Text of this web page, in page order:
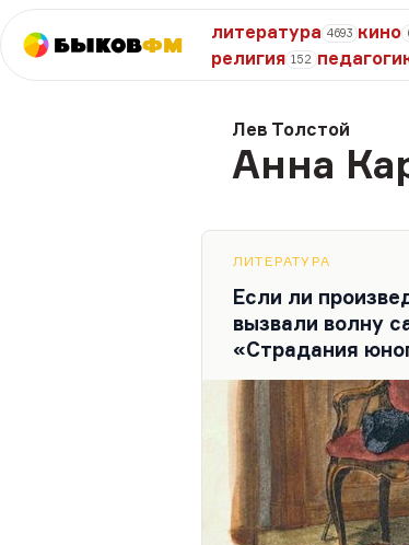
БыковФМ
литература 4693 кино
религия 152
Лев Толстой
Анна
ЛИТЕРАТУРА
Если ли
вызвали волну
«Страдания